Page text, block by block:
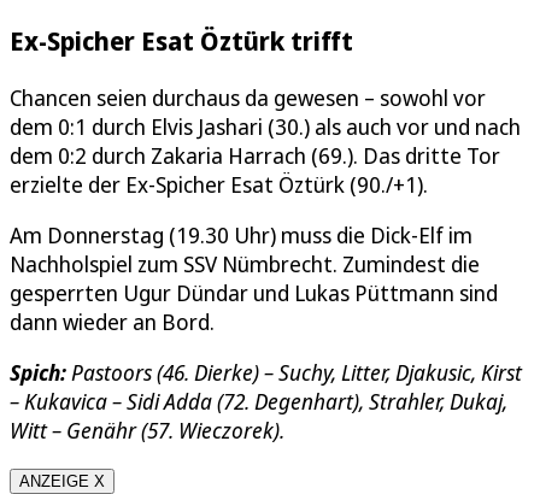
Ex-Spicher Esat Öztürk trifft
Chancen seien durchaus da gewesen – sowohl vor
dem 0:1 durch Elvis Jashari (30.) als auch vor und nach
dem 0:2 durch Zakaria Harrach (69.). Das dritte Tor
erzielte der Ex-Spicher Esat Öztürk (90./+1).
Am Donnerstag (19.30 Uhr) muss die Dick-Elf im
Nachholspiel zum SSV Nümbrecht. Zumindest die
gesperrten Ugur Dündar und Lukas Püttmann sind
dann wieder an Bord.
Spich:Pastoors (46. Dierke) – Suchy, Litter, Djakusic, Kirst
– Kukavica – Sidi Adda (72. Degenhart), Strahler, Dukaj,
Witt – Genähr (57. Wieczorek).
ANZEIGE X